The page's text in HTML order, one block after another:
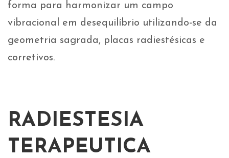
forma para harmonizar um campo
vibracional em desequilíbrio utilizando-se da
geometria sagrada, placas radiestésicas e
corretivos.
RADIESTESIA
TERAPEUTICA